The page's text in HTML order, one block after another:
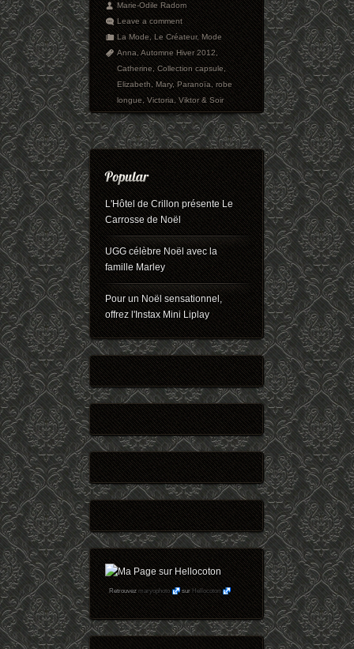
Marie-Odile Radom
Leave a comment
La Mode,Le Créateur,Mode
Anna,Automne Hiver 2012,
Catherine,Collection capsule,
Elizabeth,Mary,Paranoïa,robe
longue,Victoria,Viktor & Soir
L'Hôtel de Crillon présente Le
Carrosse de Noël
UGG célèbre Noël avec la
famille Marley
Pour un Noël sensationnel,
offrez l'Instax Mini Liplay
Retrouvezmaryophoto surHellocoton